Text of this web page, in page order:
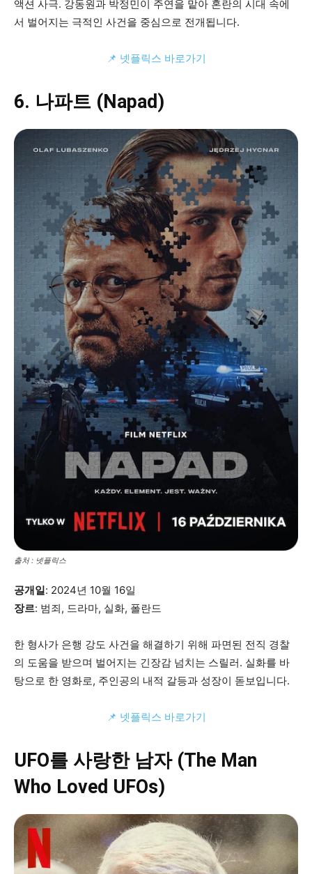
액션 사극. 강동원과 박정민이 주연을 맡아 혼란의 시대 속에
서 벌어지는 극적인 사건을 중심으로 전개됩니다.
📌 넷플릭스 바로가기
6. 나파트 (Napad)
출처 : 넷플릭스
공개일: 2024년 10월 16일
장르: 범죄, 드라마, 실화, 폴란드
한 형사가 은행 강도 사건을 해결하기 위해 파면된 전직 경찰
의 도움을 받으며 벌어지는 긴장감 넘치는 스릴러. 실화를 바
탕으로 한 영화로, 주인공의 내적 갈등과 성장이 돋보입니다.
📌 넷플릭스 바로가기
UFO를 사랑한 남자 (The Man
Who Loved UFOs)